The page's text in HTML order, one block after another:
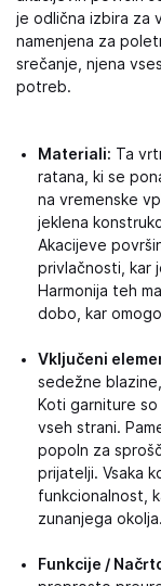
je odlična izbira za
namenjena za
srečanje, njena
potreb.
Materiali: Ta
ratana, ki se
na vremenske
jeklena
Akacijeve
privlačnosti, kar
Harmonija teh
dobo, kar
Vključeni
sedežne
Koti garniture
vseh strani.
popoln za
prijatelji. Vsaka
funkcionalnost,
zunanjega okolja.
Funkcije /